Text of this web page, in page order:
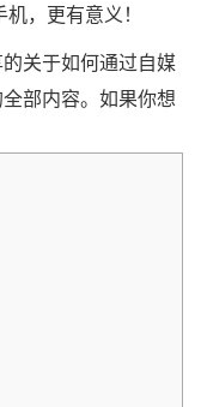
，更有意义！
关于如何通过自媒
部内容。如果你想